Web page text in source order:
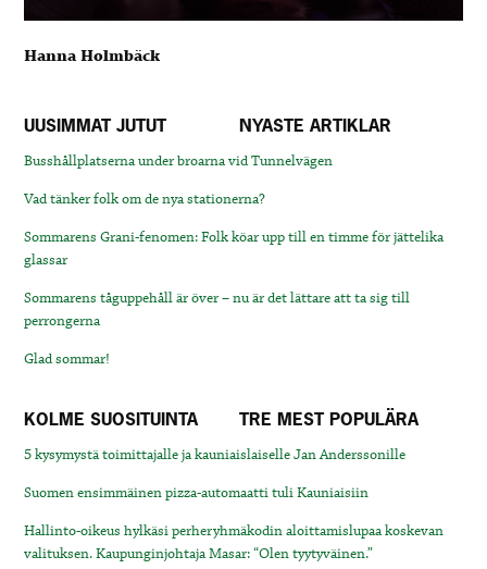
Hanna Holmbäck
UUSIMMAT JUTUT NYASTE ARTIKLAR
Busshållplatserna under broarna vid Tunnelvägen
Vad tänker folk om de nya stationerna?
Sommarens Grani-fenomen: Folk köar upp till en timme för jättelika
glassar
Sommarens tåguppehåll är över – nu är det lättare att ta sig till
perrongerna
Glad sommar!
KOLME SUOSITUINTA TRE MEST POPULÄRA
5 kysymystä toimittajalle ja kauniaislaiselle Jan Anderssonille
Suomen ensimmäinen pizza-automaatti tuli Kauniaisiin
Hallinto-oikeus hylkäsi perheryhmäkodin aloittamislupaa koskevan
valituksen. Kaupunginjohtaja Masar: “Olen tyytyväinen.”